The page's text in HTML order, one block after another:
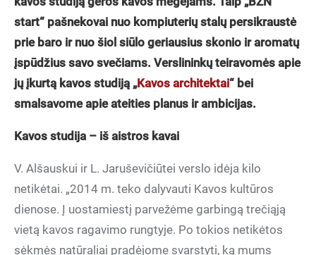
start“ pašnekovai nuo kompiuterių stalų persikraustė
prie baro ir nuo šiol siūlo geriausius skonio ir aromatų
įspūdžius savo svečiams. Verslininkų teiravomės apie
jų įkurtą kavos studiją „Kavos architektai“ bei
smalsavome apie ateities planus ir ambicijas.
Kavos studija – iš aistros kavai
V. Alšauskui ir L. Jaruševičiūtei verslo idėja kilo
netikėtai. „2014 m. teko dalyvauti Kavos kultūros
dienose. Į uostamiestį parvežėme garbingą trečiąją
vietą kavos ragavimo rungtyje. Po tokios netikėtos
sėkmės natūraliai pradėjome svarstyti, ką mums